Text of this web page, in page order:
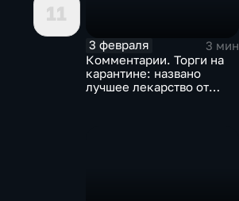
11
3 февраля
3 мин
Комментарии. Торги на
карантине: названо
лучшее лекарство от